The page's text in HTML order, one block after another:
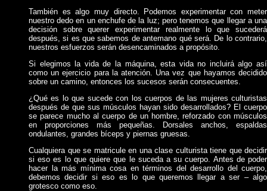
También es algo muy directo. Podemos experimentar con meter
nuestro dedo en un enchufe de la luz; pero tenemos que llegar a una
decisión sobre querer experimentar realmente lo que sucederá
después, si es que sabemos de antemano qué será. De lo contrario,
nuestros esfuerzos serán desencaminados a propósito.
Si elegimos la vida de la máquina, esta vida no incluirá algo así
como un ejercicio para la atención. Una vez que hayamos decidido
sobre un camino, entonces los sucesos serán consecuentes.
¿Qué es lo que sucede con los cuerpos de las mujeres culturistas
después de que sus músculos hayan sido desarrollados? El cuerpo
se parece mucho al cuerpo de un hombre, reforzado con músculos
en proporciones más pequeñas. Dorsales anchos, espaldas
ondulantes, grandes bíceps y piernas gruesas.
Cualquiera que se matricule en una clase culturista tiene que decidir
si eso es lo que quiere que le suceda a su cuerpo. Antes de poder
hacer la más mínima cosa en términos del desarrollo del cuerpo,
debemos decidir si eso es lo que queremos llegar a ser – algo
grotesco como eso.